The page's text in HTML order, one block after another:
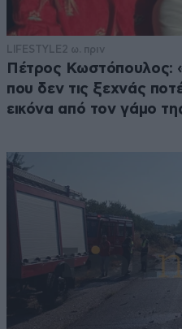
LIFESTYLE 2 ω. πριν
Πέτρος Κωστόπουλος:
που δεν τις ξεχνάς
εικόνα από τον γάμο